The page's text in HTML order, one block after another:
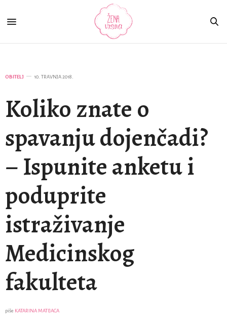
OBITELJ 10. TRAVNJA 2018.
Koliko znate o
spavanju dojenčadi?
– Ispunite anketu i
poduprite
istraživanje
Medicinskog
fakulteta
piše KATARINA MATIJACA